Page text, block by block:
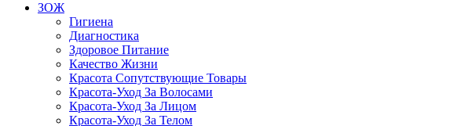
ЗОЖ
Гигиена
Диагностика
Здоровое Питание
Качество Жизни
Красота Сопутствующие Товары
Красота-Уход За Волосами
Красота-Уход За Лицом
Красота-Уход За Телом